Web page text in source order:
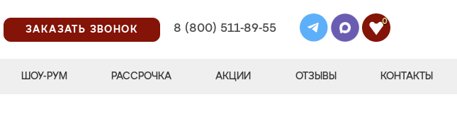
ЗАКАЗАТЬ ЗВОНОК
8 (800) 511-89-55
0
ШОУ-РУМ РАССРОЧКА АКЦИИ ОТЗЫВЫ КОНТАКТЫ